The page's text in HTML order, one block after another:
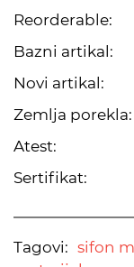
Reorderable:
Bazni artikal:
Novi artikal:
Zemlja porekla:
Atest:
Sertifikat:
Tagovi: sifon